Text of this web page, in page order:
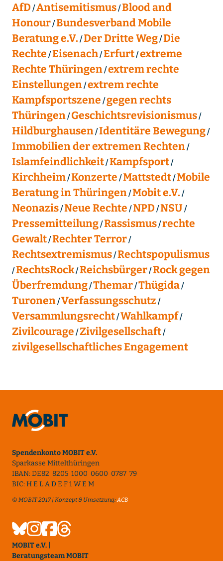
AfD Antisemitismus Blood and
Honour Bundesverband Mobile
Beratung e.V. Der Dritte Weg Die
Rechte Eisenach Erfurt extreme
Rechte Thüringen extrem rechte
Einstellungen extrem rechte
Kampfsportszene gegen rechts
Thüringen Geschichtsrevisionismus
Hildburghausen Identitäre Bewegung
Immobilien der extremen Rechten
Islamfeindlichkeit Kampfsport
Kirchheim Konzerte Mattstedt Mobile
Beratung in Thüringen Mobit e.V.
Neonazis Neue Rechte NPD NSU
Pressemitteilung Rassismus rechte
Gewalt Rechter Terror
Rechtsextremismus Rechtspopulismus
RechtsRock Reichsbürger Rock gegen
Überfremdung Themar Thügida
Turonen Verfassungsschutz
Versammlungsrecht Wahlkampf
Zivilcourage Zivilgesellschaft
zivilgesellschaftliches Engagement
Spendenkonto MOBIT e.V.
Sparkasse Mittelthüringen
IBAN: DE82 8205 1000 0600 0787 79
BIC: H E L A D E F 1 W E M
© MOBIT 2017 | Konzept & Umsetzung:ACB
MOBIT e.V. |
Beratungsteam MOBIT